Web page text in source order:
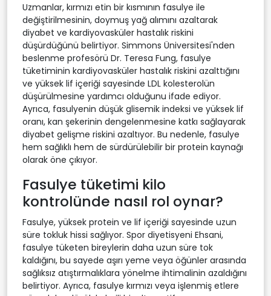
Uzmanlar, kırmızı etin bir kısmının fasulye ile
değiştirilmesinin, doymuş yağ alımını azaltarak
diyabet ve kardiyovasküler hastalık riskini
düşürdüğünü belirtiyor. Simmons Üniversitesi'nden
beslenme profesörü Dr. Teresa Fung, fasulye
tüketiminin kardiyovasküler hastalık riskini azalttığını
ve yüksek lif içeriği sayesinde LDL kolesterolün
düşürülmesine yardımcı olduğunu ifade ediyor.
Ayrıca, fasulyenin düşük glisemik indeksi ve yüksek lif
oranı, kan şekerinin dengelenmesine katkı sağlayarak
diyabet gelişme riskini azaltıyor. Bu nedenle, fasulye
hem sağlıklı hem de sürdürülebilir bir protein kaynağı
olarak öne çıkıyor.
Fasulye tüketimi kilo
kontrolünde nasıl rol oynar?
Fasulye, yüksek protein ve lif içeriği sayesinde uzun
süre tokluk hissi sağlıyor. Spor diyetisyeni Ehsani,
fasulye tüketen bireylerin daha uzun süre tok
kaldığını, bu sayede aşırı yeme veya öğünler arasında
sağlıksız atıştırmalıklara yönelme ihtimalinin azaldığını
belirtiyor. Ayrıca, fasulye kırmızı veya işlenmiş etlere